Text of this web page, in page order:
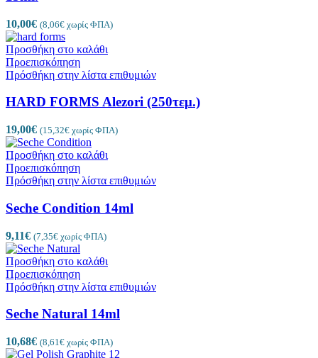
10,00€ (8,06€ χωρίς ΦΠΑ)
Προσθήκη στο καλάθι
Προεπισκόπηση
Πρόσθήκη στην λίστα επιθυμιών
HARD FORMS Alezori (250τεμ.)
19,00€ (15,32€ χωρίς ΦΠΑ)
Προσθήκη στο καλάθι
Προεπισκόπηση
Πρόσθήκη στην λίστα επιθυμιών
Seche Condition 14ml
9,11€ (7,35€ χωρίς ΦΠΑ)
Προσθήκη στο καλάθι
Προεπισκόπηση
Πρόσθήκη στην λίστα επιθυμιών
Seche Natural 14ml
10,68€ (8,61€ χωρίς ΦΠΑ)